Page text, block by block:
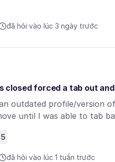
đã hỏi vào lúc 3 ngày trước
closed forced a tab out
outdated profile/version
until I was able to tab
5
đã hỏi vào lúc 1 tuần trước